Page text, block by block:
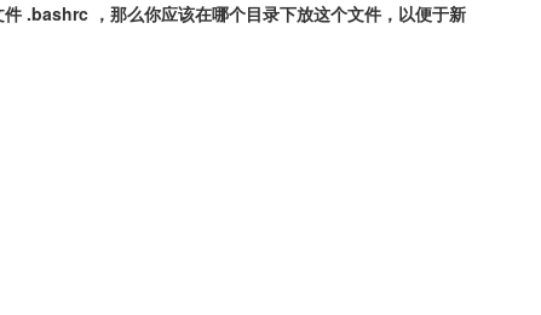
.bashrc ，那么你应该在哪个目录下放这个文件，以便于新